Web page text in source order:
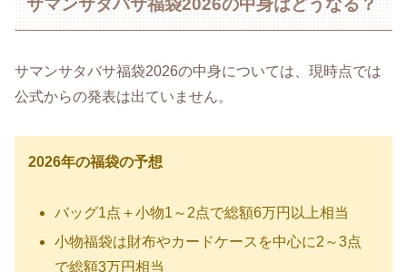
サマンサタバサ福袋2026の中身はどうなる？
サマンサタバサ福袋2026の中身については、現時点では
公式からの発表は出ていません。
2026年の福袋の予想
バッグ1点＋小物1～2点で総額6万円以上相当
小物福袋は財布やカードケースを中心に2～3点
で総額3万円相当